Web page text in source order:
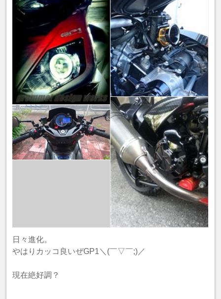
日々進化。
やはりカッコ良いぜGP1＼(￣▽￣;)／
現在絶好調？